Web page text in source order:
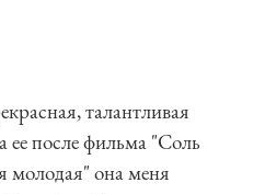
талантливая
ее после фильма "Соль
молодая" она меня